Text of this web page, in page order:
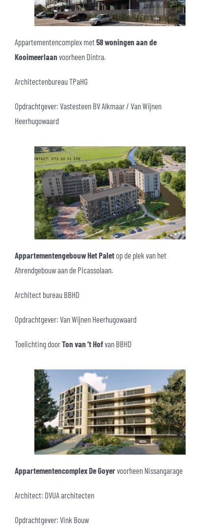
Appartementencomplex met 58 woningen aan de
Kooimeerlaan voorheen Dintra.
Architectenbureau TPaHG
Opdrachtgever: Vastesteen BV Alkmaar / Van Wijnen
Heerhugowaard
Appartementengebouw Het Paletop de plek van het
Ahrendgebouw aan de Picassolaan.
Architect bureau BBHD
Opdrachtgever: Van Wijnen Heerhugowaard
Toelichting doorTon van ’t Hofvan BBHD
Appartementencomplex De Goyervoorheen Nissangarage
Architect: DVUA architecten
Opdrachtgever: Vink Bouw